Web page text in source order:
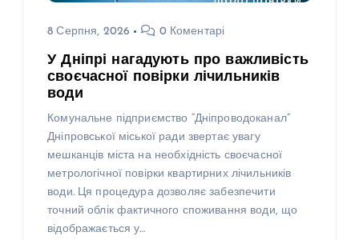
8 Серпня, 2026 0 Коментарі
У Дніпрі нагадують про важливість
своєчасної повірки лічильників
води
Комунальне підприємство “Дніпроводоканал”
Дніпровської міської ради звертає увагу
мешканців міста на необхідність своєчасної
метрологічної повірки квартирних лічильників
води. Ця процедура дозволяє забезпечити
точний облік фактичного споживання води, що
відображається у…